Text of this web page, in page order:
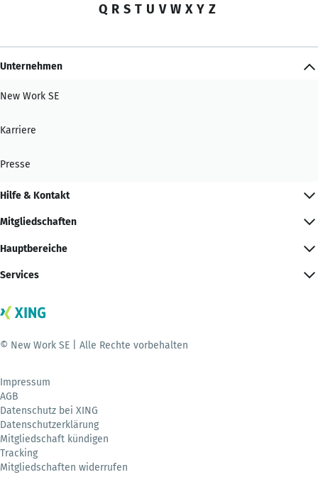
Q R S T U V W X Y Z
Unternehmen
New Work SE
Karriere
Presse
Hilfe & Kontakt
Mitgliedschaften
Hauptbereiche
Services
© New Work SE | Alle Rechte vorbehalten
Impressum
AGB
Datenschutz bei XING
Datenschutzerklärung
Mitgliedschaft kündigen
Tracking
Mitgliedschaften widerrufen